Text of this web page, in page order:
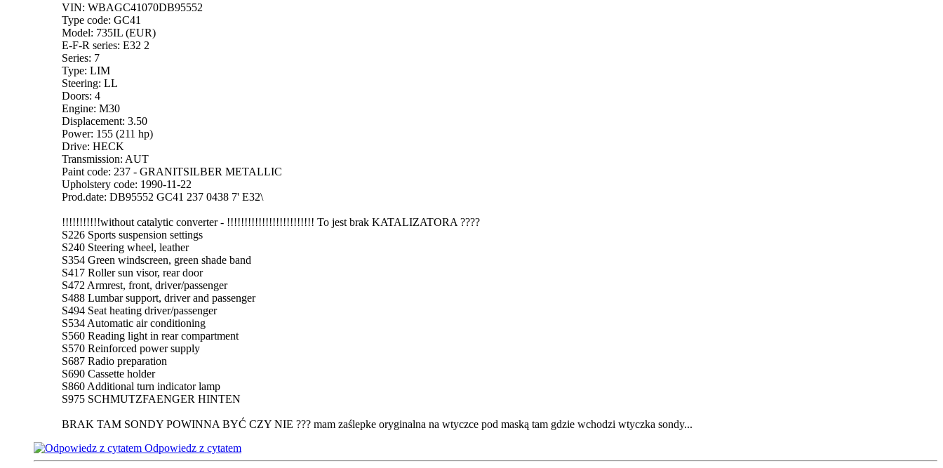
VIN: WBAGC41070DB95552
Type code: GC41
Model: 735IL (EUR)
E-F-R series: E32 2
Series: 7
Type: LIM
Steering: LL
Doors: 4
Engine: M30
Displacement: 3.50
Power: 155 (211 hp)
Drive: HECK
Transmission: AUT
Paint code: 237 - GRANITSILBER METALLIC
Upholstery code: 1990-11-22
Prod.date: DB95552 GC41 237 0438 7' E32\
!!!!!!!!!!!without catalytic converter - !!!!!!!!!!!!!!!!!!!!!!!!! To jest brak KATALIZATORA ????
S226 Sports suspension settings
S240 Steering wheel, leather
S354 Green windscreen, green shade band
S417 Roller sun visor, rear door
S472 Armrest, front, driver/passenger
S488 Lumbar support, driver and passenger
S494 Seat heating driver/passenger
S534 Automatic air conditioning
S560 Reading light in rear compartment
S570 Reinforced power supply
S687 Radio preparation
S690 Cassette holder
S860 Additional turn indicator lamp
S975 SCHMUTZFAENGER HINTEN
BRAK TAM SONDY POWINNA BYĆ CZY NIE ??? mam zaślepke oryginalna na wtyczce pod maską tam gdzie wchodzi wtyczka sondy...
Odpowiedz z cytatem